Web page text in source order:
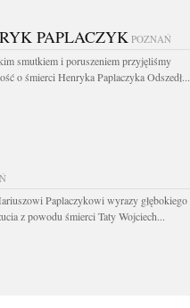
PAPLACZYK POZNAŃ
smutkiem i poruszeniem przyjęliśmy
o śmierci Henryka Paplaczyka Odszedł...
Paplaczykowi wyrazy głębokiego
z powodu śmierci Taty Wojciech...